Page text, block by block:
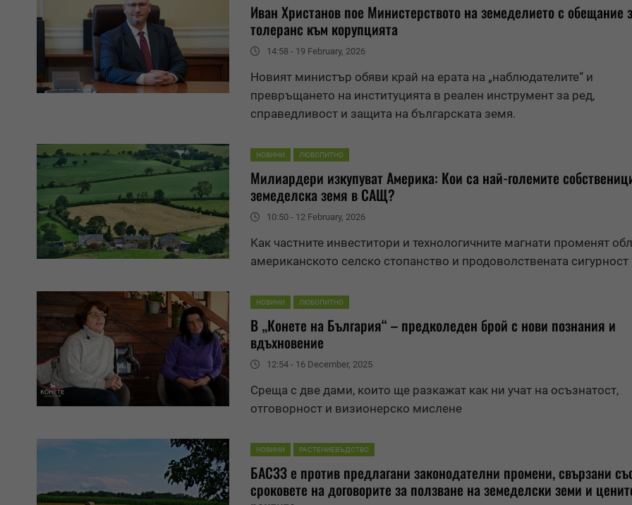
Иван Христанов пое Министерството на земеделието с обещание
толеранс към корупцията
14:58 - 19 February, 2026
Новият министър обяви край на ерата на „наблюдателите“ и
превръщането на институцията в реален инструмент за ред,
справедливост и защита на българската земя.
НОВИНИ ЛЮБОПИТНО
Милиардери изкупуват Америка: Кои са най-големите
земеделска земя в САЩ?
10:50 - 12 February, 2026
Как частните инвеститори и технологичните магнати променят
американското селско стопанство и продоволствената сигурност
НОВИНИ ЛЮБОПИТНО
В „Конете на България“ – предколеден брой с нови познания и
вдъхновение
12:54 - 16 December, 2025
Среща с две дами, които ще разкажат как ни учат на осъзнатост,
отговорност и визионерско мислене
НОВИНИ РАСТЕНИЕВЪДСТВО
БАСЗЗ е против предлагани законодателни промени, свързани
сроковете на договорите за ползване на земеделски земи и